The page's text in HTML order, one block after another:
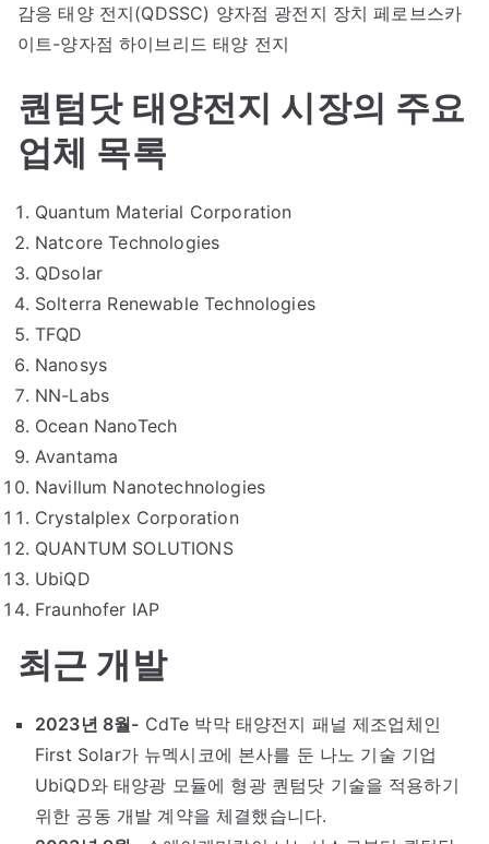
감응 태양 전지(QDSSC) 양자점 광전지 장치 페로브스카
이트-양자점 하이브리드 태양 전지
퀀텀닷 태양전지 시장의 주요
업체 목록
Quantum Material Corporation
Natcore Technologies
QDsolar
Solterra Renewable Technologies
TFQD
Nanosys
NN-Labs
Ocean NanoTech
Avantama
Navillum Nanotechnologies
Crystalplex Corporation
QUANTUM SOLUTIONS
UbiQD
Fraunhofer IAP
최근 개발
2023년 8월- CdTe 박막 태양전지 패널 제조업체인
First Solar가 뉴멕시코에 본사를 둔 나노 기술 기업
UbiQD와 태양광 모듈에 형광 퀀텀닷 기술을 적용하기
위한 공동 개발 계약을 체결했습니다.